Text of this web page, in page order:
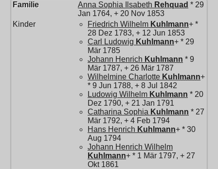
Familie Anna Sophia Ilsabeth Rehquad * 29
Jan 1764, + 20 Nov 1853
Kinder
Friedrich Wilhelm Kuhlmann+ *
28 Dez 1783, + 12 Jun 1853
Carl Ludowig Kuhlmann+ * 29
Mär 1785
Johann Henrich Kuhlmann * 9
Mär 1787, + 26 Mär 1787
Wilhelmine Charlotte Kuhlmann+
* 9 Jun 1788, + 8 Jul 1842
Ludowig Wilhelm Kuhlmann * 20
Dez 1790, + 21 Jan 1791
Catharina Sophia Kuhlmann * 27
Mär 1792, + 4 Feb 1794
Hans Henrich Kuhlmann+ * 30
Aug 1794
Johann Henrich Wilhelm
Kuhlmann+ * 1 Mär 1797, + 27
Okt 1861